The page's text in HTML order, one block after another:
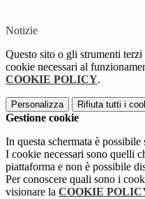
Notizie
Questo sito o gli strumenti
cookie necessari al
COOKIE POLICY.
Personalizza Rifiuta tutti i
Gestione cookie
In questa schermata è
I cookie necessari sono quelli
piattaforma e non è possibile
Per conoscere quali sono i
visionare la COOKIE